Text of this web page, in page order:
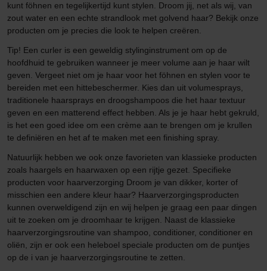
kunt föhnen en tegelijkertijd kunt stylen. Droom jij, net als wij, van
zout water en een echte strandlook met golvend haar? Bekijk onze
producten om je precies die look te helpen creëren.
Tip! Een curler is een geweldig stylinginstrument om op de
hoofdhuid te gebruiken wanneer je meer volume aan je haar wilt
geven. Vergeet niet om je haar voor het föhnen en stylen voor te
bereiden met een hittebeschermer. Kies dan uit volumesprays,
traditionele haarsprays en droogshampoos die het haar textuur
geven en een matterend effect hebben. Als je je haar hebt gekruld,
is het een goed idee om een crème aan te brengen om je krullen
te definiëren en het af te maken met een finishing spray.
Natuurlijk hebben we ook onze favorieten van klassieke producten
zoals haargels en haarwaxen op een rijtje gezet. Specifieke
producten voor haarverzorging Droom je van dikker, korter of
misschien een andere kleur haar? Haarverzorgingsproducten
kunnen overweldigend zijn en wij helpen je graag een paar dingen
uit te zoeken om je droomhaar te krijgen. Naast de klassieke
haarverzorgingsroutine van shampoo, conditioner, conditioner en
oliën, zijn er ook een heleboel speciale producten om de puntjes
op de i van je haarverzorgingsroutine te zetten.